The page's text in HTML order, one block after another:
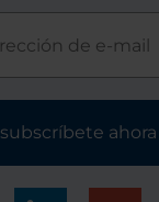
subscríbete ahora